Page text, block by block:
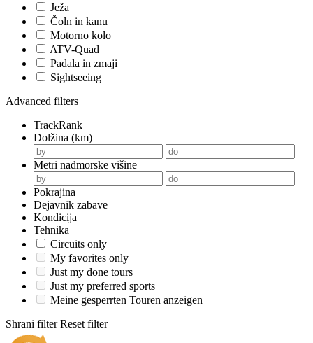
Ježa
Čoln in kanu
Motorno kolo
ATV-Quad
Padala in zmaji
Sightseeing
Advanced filters
TrackRank
Dolžina (km)
Metri nadmorske višine
Pokrajina
Dejavnik zabave
Kondicija
Tehnika
Circuits only
My favorites only
Just my done tours
Just my preferred sports
Meine gesperrten Touren anzeigen
Shrani filter Reset filter